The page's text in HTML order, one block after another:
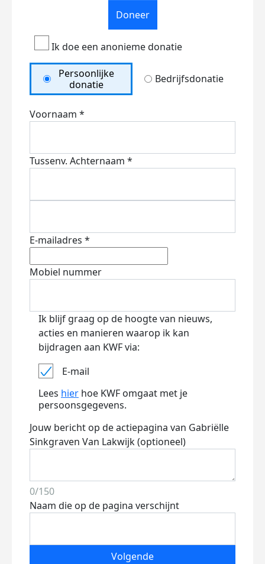
Doneer
Ik doe een anonieme donatie
Persoonlijke
donatie
Bedrijfsdonatie
Voornaam *
Tussenv. Achternaam *
E-mailadres *
Mobiel nummer
Ik blijf graag op de hoogte van nieuws,
acties en manieren waarop ik kan
bijdragen aan KWF via:
E-mail
Lees hier hoe KWF omgaat met je
persoonsgegevens.
Jouw bericht op de actiepagina van Gabriëlle
Sinkgraven Van Lakwijk (optioneel)
0/150
Naam die op de pagina verschijnt
Volgende